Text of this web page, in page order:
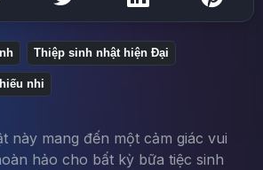
Thiệp sinh nhật hiện Đại
nhi
này mang đến một cảm giác vui
hảo cho bất kỳ bữa tiệc sinh